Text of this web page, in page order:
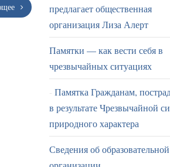
предлагает общественная
организация Лиза Алерт
Памятки — как вести себя в
чрезвычайных ситуациях
Памятка Гражданам,
в результате Чрезвычайной
природного характера
Сведения об образовательной